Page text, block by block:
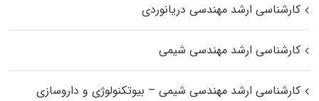
کارشناسی ارشد مهندسی دریانوردی
کارشناسی ارشد مهندسی شیمی
کارشناسی ارشد مهندسی شیمی – بیوتکنولوژی و داروسازی